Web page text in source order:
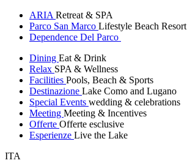
ARIA Retreat & SPA
Parco San Marco Lifestyle Beach Resort
Dependence Del Parco
Dining Eat & Drink
Relax SPA & Wellness
Facilities Pools, Beach & Sports
Destinazione Lake Como and Lugano
Special Events wedding & celebrations
Meeting Meeting & Incentives
Offerte Offerte esclusive
Esperienze Live the Lake
ITA